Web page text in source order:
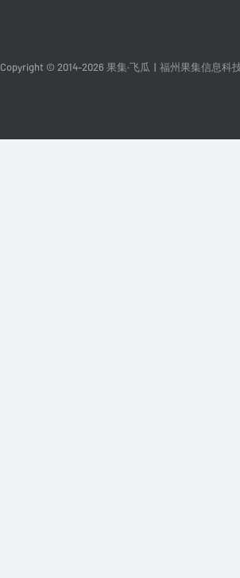
Copyright © 2014-2026 果集·飞瓜 福州果集信息科